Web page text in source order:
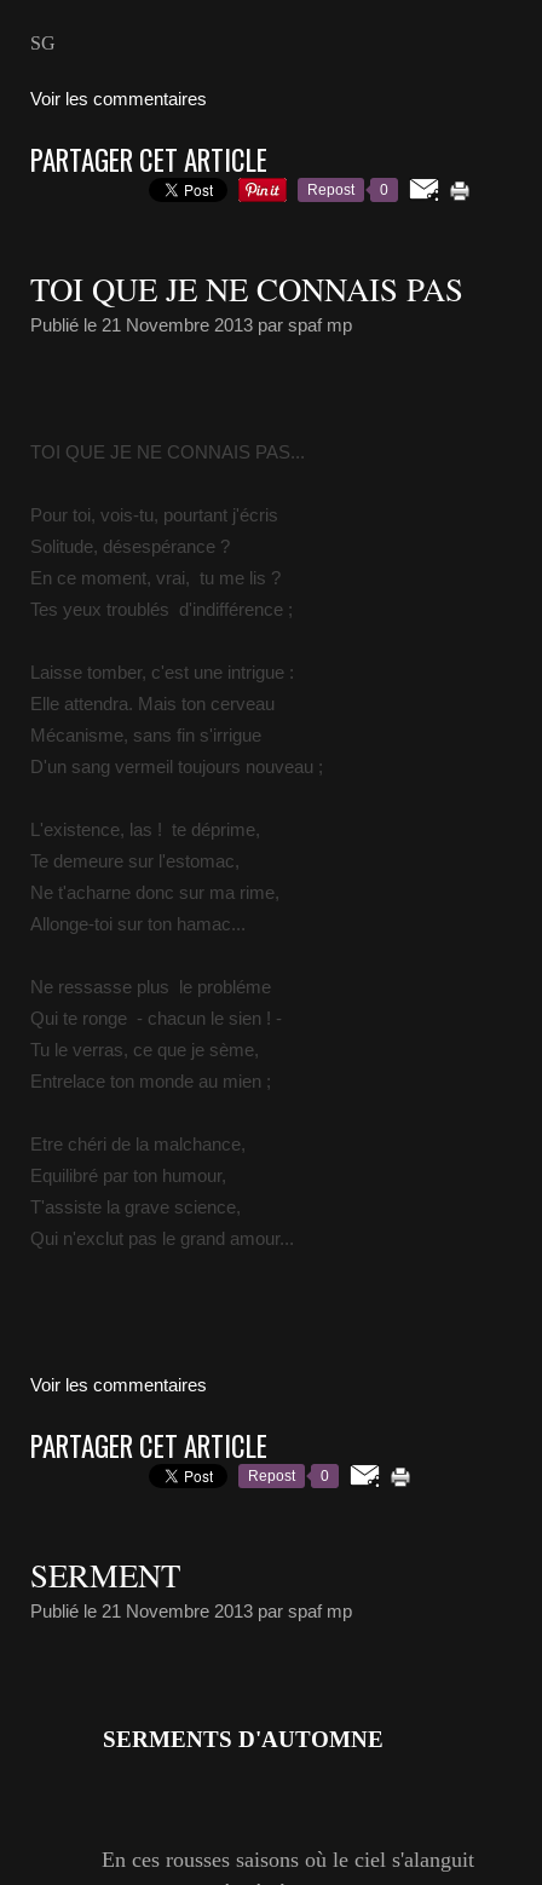
SG
Voir les commentaires
PARTAGER CET ARTICLE
Repost 0
TOI QUE JE NE CONNAIS PAS
Publié le 21 Novembre 2013 par spaf mp
TOI QUE JE NE CONNAIS PAS...
Pour toi, vois-tu, pourtant j'écris
Solitude, désespérance ?
En ce moment, vrai, tu me lis ?
Tes yeux troublés d'indifférence ;
Laisse tomber, c'est une intrigue :
Elle attendra. Mais ton cerveau
Mécanisme, sans fin s'irrigue
D'un sang vermeil toujours nouveau ;
L'existence, las ! te déprime,
Te demeure sur l'estomac,
Ne t'acharne donc sur ma rime,
Allonge-toi sur ton hamac...
Ne ressasse plus le probléme
Qui te ronge - chacun le sien ! -
Tu le verras, ce que je sème,
Entrelace ton monde au mien ;
Etre chéri de la malchance,
Equilibré par ton humour,
T'assiste la grave science,
Qui n'exclut pas le grand amour...
Voir les commentaires
PARTAGER CET ARTICLE
Repost 0
SERMENT
Publié le 21 Novembre 2013 par spaf mp
SERMENTS D'AUTOMNE
En ces rousses saisons où le ciel s'alanguit